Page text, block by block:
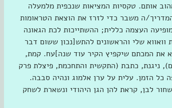
אותם. טקסיות המציאות שנכפית מלמעלה
ה משבר כדי לזרז את הוצאת הטראומות
העצמה כללית; ההשתייכות לכת הגאונה
שלי והראשונים להתש[נכון ששום דבר
את המכתם שיקפיץ הקיר עוד שנה]עח. קמת,
ניגנת, כתבת (התקשית והתחכמת, פיצלת פרק
כל הזמן. עלית על ערן אלמוג ונהיה סבבה.
לבן, קראת להן הגן היהודי ונשארת לשחק